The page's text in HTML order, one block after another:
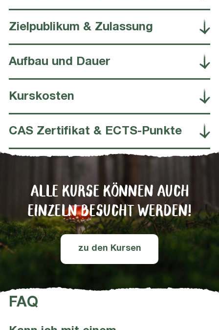
Zielpublikum & Zulassung
Aufbau und Dauer
Kurskosten
CAS Zertifikat & ECTS-Punkte
ALLE KURSE KÖNNEN AUCH
EINZELN BESUCHT WERDEN!
zu den Kursen
FAQ